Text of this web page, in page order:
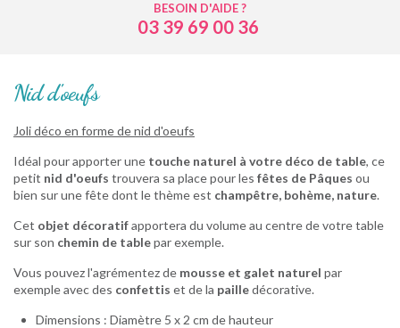
BESOIN D'AIDE ?
03 39 69 00 36
Nid d'oeufs
Joli déco en forme de nid d'oeufs
Idéal pour apporter une touche naturel à votre déco de table, ce
petit nid d'oeufs trouvera sa place pour les fêtes de Pâques ou
bien sur une fête dont le thème est champêtre, bohème, nature.
Cet objet décoratifapportera du volume au centre de votre table
sur son chemin de tablepar exemple.
Vous pouvez l'agrémentez de mousse et galet naturel par
exemple avec des confettis et de la pailledécorative.
Dimensions : Diamètre 5 x 2 cm de hauteur